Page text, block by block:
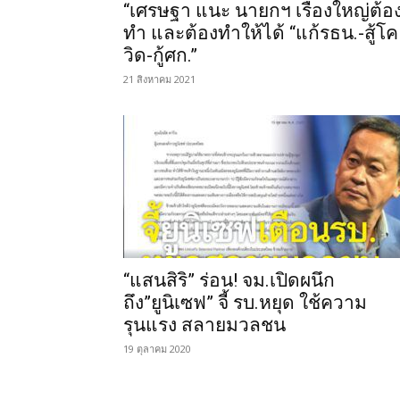
“เศรษฐา แนะ นายกฯ เรื่องใหญ่ต้อ
ทำ และต้องทำให้ได้ “แก้รธน.-สู้โค
วิด-กู้ศก.”
21 สิงหาคม 2021
“แสนสิริ” ร่อน! จม.เปิดผนึก
ถึง”ยูนิเซฟ” จี้ รบ.หยุด ใช้ความ
รุนแรง สลายมวลชน
19 ตุลาคม 2020